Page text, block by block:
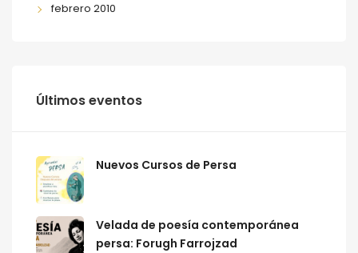
febrero 2010
Últimos eventos
Nuevos Cursos de Persa
Velada de poesía contemporánea
persa: Forugh Farrojzad